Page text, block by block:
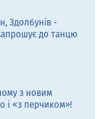
Здолбунів -
до танцю
з новим
і «з перчиком»!